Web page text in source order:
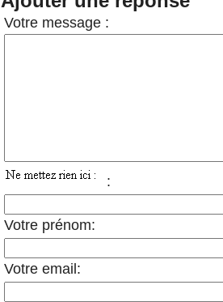
Votre message :
:
Votre prénom:
Votre email: